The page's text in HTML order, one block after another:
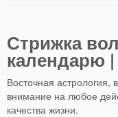
Стрижка
календарю
Восточная астрология,
внимание на любое
качества жизни.